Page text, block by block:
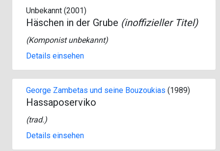
Unbekannt (2001)
Häschen in der Grube (inoffizieller Titel)
(Komponist unbekannt)
Details einsehen
George Zambetas und seine Bouzoukias (1989)
Hassaposerviko
(trad.)
Details einsehen